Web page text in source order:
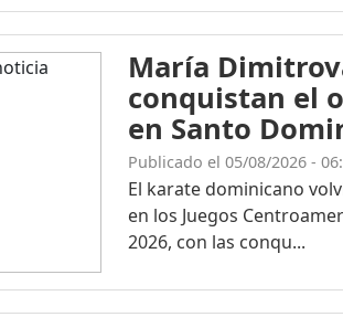
María
conquistan el
en Santo
Publicado el 05/08/2026 -
El karate dominicano
en los Juegos
2026, con las conqu...